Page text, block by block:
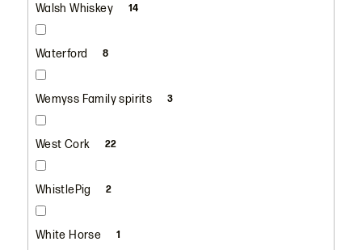
Walsh Whiskey 14
Waterford 8
Wemyss Family spirits 3
West Cork 22
WhistlePig 2
White Horse 1